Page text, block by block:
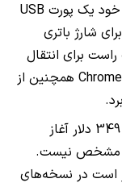
خود یک پورت USB
شارژ باتری
برای انتقال
همچنین از
قیمت نسخه‌های مختلف لپتاپ تازه ایسر از 349 دلار آغاز
مشخص نیست.
است در نسخه‌های